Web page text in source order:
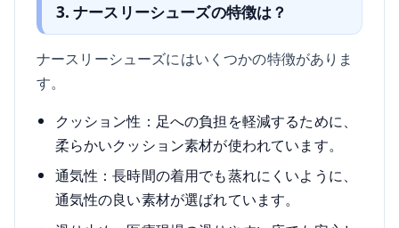
3. ナースリーシューズの特徴は？
ナースリーシューズにはいくつかの特徴がありま
す。
クッション性：足への負担を軽減するために、
柔らかいクッション素材が使われています。
通気性：長時間の着用でも蒸れにくいように、
通気性の良い素材が選ばれています。